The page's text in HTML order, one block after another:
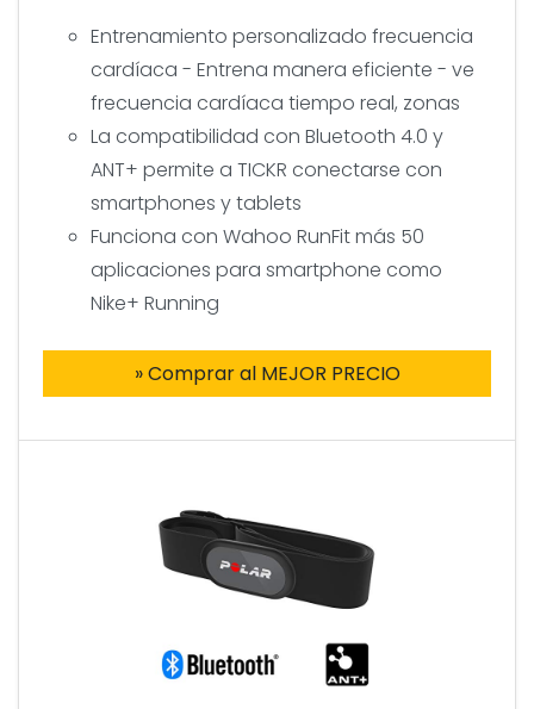
Entrenamiento personalizado frecuencia
cardíaca - Entrena manera eficiente - ve
frecuencia cardíaca tiempo real, zonas
La compatibilidad con Bluetooth 4.0 y
ANT+ permite a TICKR conectarse con
smartphones y tablets
Funciona con Wahoo RunFit más 50
aplicaciones para smartphone como
Nike+ Running
» Comprar al MEJOR PRECIO